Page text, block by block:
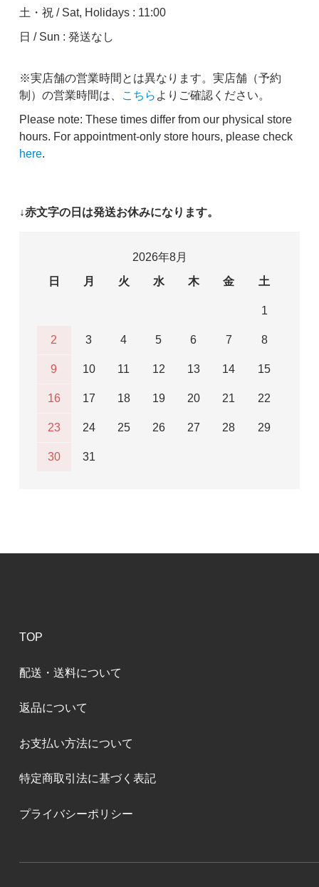
土・祝 / Sat, Holidays : 11:00
日 / Sun : 発送なし
※実店舗の営業時間とは異なります。実店舗（予約
制）の営業時間は、
こちら よりご確認ください。
Please note: These times differ from our physical store
hours. For appointment-only store hours, please check
here.
↓赤文字の日は発送お休みになります。
2026年8月
日
月 火 水 木 金 土
1
2 3 4 5 6 7 8
9 10 11 12 13 14 15
16 17 18 19 20 21 22
23 24 25 26 27 28 29
30 31
TOP
配送・送料について
返品について
お支払い方法について
特定商取引法に基づく表記
プライバシーポリシー